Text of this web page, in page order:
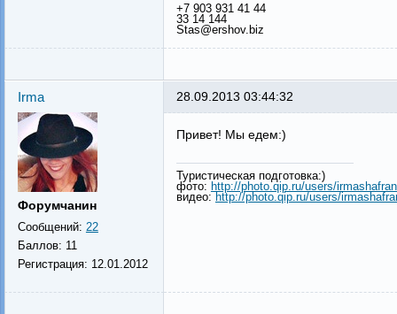
+7 903 931 41 44
33 14 144
Stas@ershov.biz
Irma
Форумчанин
Сообщений: 22
Баллов: 11
Регистрация: 12.01.2012
28.09.2013 03:44:32
Привет! Мы едем:)
Туристическая подготовка:)
фото: http://photo.qip.ru/users/
видео:http://photo.qip.ru/users/